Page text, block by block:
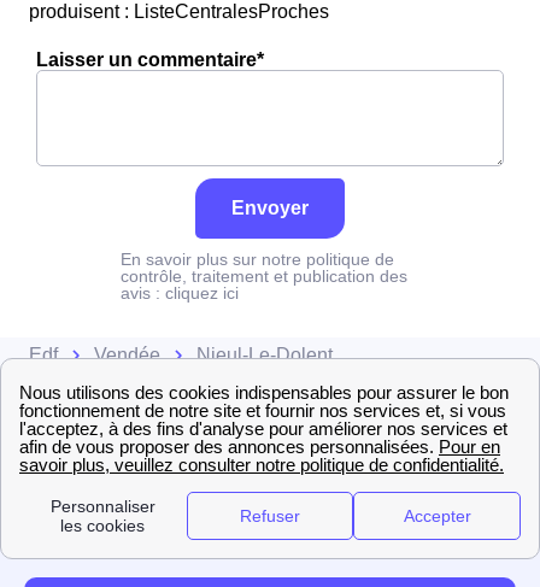
produisent : ListeCentralesProches
Laisser un commentaire*
Envoyer
En savoir plus sur notre politique de
contrôle, traitement et publication des
avis : cliquez ici
Edf Vendée Nieul-Le-Dolent